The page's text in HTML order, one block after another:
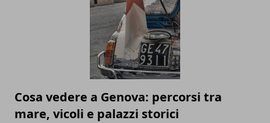
Cosa vedere a Genova: percorsi tra
mare, vicoli e palazzi storici